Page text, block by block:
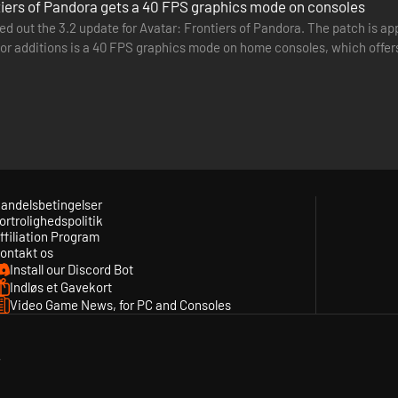
of Pandora gets a 40 FPS graphics mode on consoles
out the 3.2 update for Avatar: Frontiers of Pandora. The patch is
additions is a 40 FPS graphics mode on home consoles, which
Program
os
Install our Discord Bot
Indløs et Gavekort
Video Game News, for PC and Consoles